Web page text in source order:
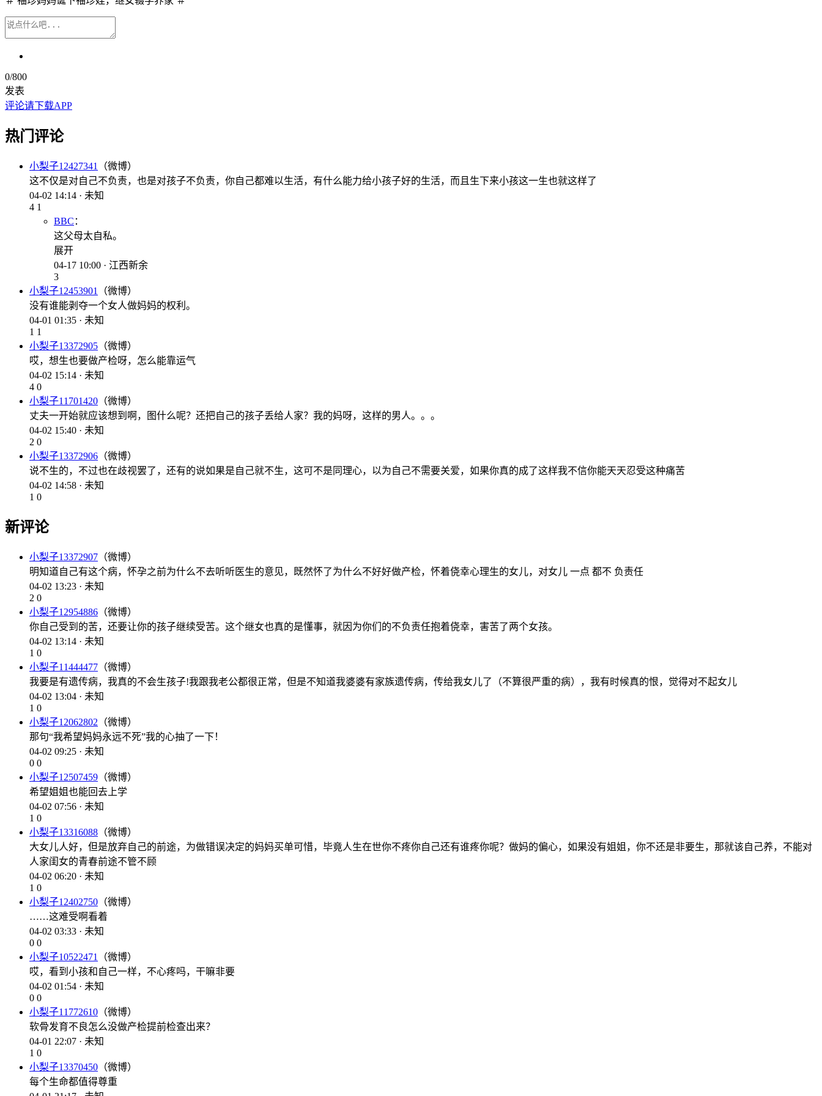
0/800
发表
评论请下载APP
热门评论
小梨子12427341
（微博）
这不仅是对自己不负责，也是对孩子不负责，你自己都难以生活，有什么能力给小孩子好的生活，而且生下来小孩这一生也就这样了
04-02 14:14 · 未知
4 1
BBC ：
这父母太自私。
展开
04-17 10:00 · 江西新余
3
小梨子12453901
（微博）
没有谁能剥夺一个女人做妈妈的权利。
04-01 01:35 · 未知
1 1
小梨子13372905 （微博）
哎，想生也要做产检呀，怎么能靠运气
04-02 15:14 · 未知
4 0
小梨子11701420 （微博）
丈夫一开始就应该想到啊，图什么呢？还把自己的孩子丢给人家？我的妈呀，这样的男人。。。
04-02 15:40 · 未知
2 0
小梨子13372906 （微博）
说不生的，不过也在歧视罢了，还有的说如果是自己就不生，这可不是同理心，以为自己不需要关爱，如果你真的成了这样我不信你能天天忍受这种痛苦
04-02 14:58 · 未知
1 0
新评论
小梨子13372907 （微博）
明知道自己有这个病，怀孕之前为什么不去听听医生的意见，既然怀了为什么不好好做产检，怀着侥幸心理生的女儿，对女儿 一点 都不 负责任
04-02 13:23 · 未知
2 0
小梨子12954886 （微博）
你自己受到的苦，还要让你的孩子继续受苦。这个继女也真的是懂事，就因为你们的不负责任抱着侥幸，害苦了两个女孩。
04-02 13:14 · 未知
1 0
小梨子11444477 （微博）
我要是有遗传病，我真的不会生孩子!我跟我老公都很正常，但是不知道我婆婆有家族遗传病，传给我女儿了（不算很严重的病），我有时候真的恨，觉得对不起女儿
04-02 13:04 · 未知
1 0
小梨子12062802 （微博）
那句“我希望妈妈永远不死”我的心抽了一下！
04-02 09:25 · 未知
0 0
小梨子12507459 （微博）
希望姐姐也能回去上学
04-02 07:56 · 未知
1 0
小梨子13316088 （微博）
大女儿人好，但是放弃自己的前途，为做错误决定的妈妈买单可惜，毕竟人生在世你不疼你自己还有谁疼你呢？做妈的偏心，如果没有姐姐，你不还是非要生，那就该自己养，不能对
人家闺女的青春前途不管不顾
04-02 06:20 · 未知
1 0
小梨子12402750 （微博）
……这难受啊看着
04-02 03:33 · 未知
0 0
小梨子10522471
（微博）
哎，看到小孩和自己一样，不心疼吗，干嘛非要
04-02 01:54 · 未知
0 0
小梨子11772610 （微博）
软骨发育不良怎么没做产检提前检查出来？
04-01 22:07 · 未知
1 0
小梨子13370450 （微博）
每个生命都值得尊重